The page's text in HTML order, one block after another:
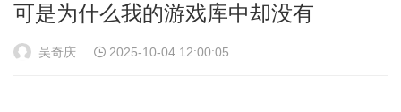
可是为什么我的游戏库中却没有
吴奇庆 2025-10-04 12:00:05